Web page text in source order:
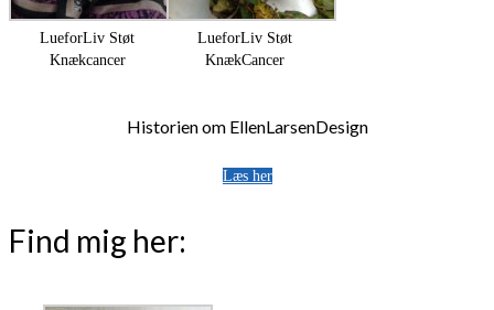
LueforLiv Støt
Knækcancer
LueforLiv Støt
KnækCancer
Historien om EllenLarsenDesign
Læs her
Find mig her: